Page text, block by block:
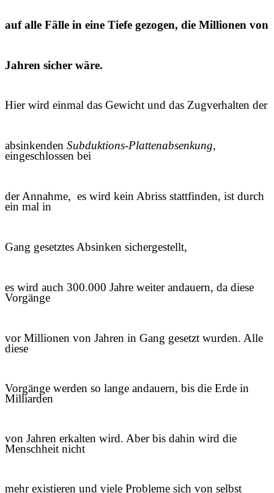
auf alle Fälle in eine Tiefe gezogen, die Millionen von
Jahren sicher wäre.
Hier wird einmal das Gewicht und das Zugverhalten der
absinkenden Subduktions-Plattenabsenkung,
eingeschlossen bei
der Annahme, es wird kein Abriss stattfinden, ist durch
ein mal in
Gang gesetztes Absinken sichergestellt,
es wird auch 300.000 Jahre weiter andauern, da diese
Vorgänge
vor Millionen von Jahren in Gang gesetzt wurden. Alle
diese
Vorgänge werden so lange andauern, bis die Erde in
Milliarden
von Jahren erkalten wird. Aber bis dahin wird die
Menschheit nicht
mehr existieren und viele Probleme sich von selbst